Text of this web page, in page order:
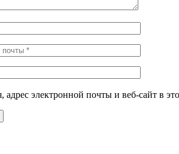
адрес электронной почты и веб-сайт в